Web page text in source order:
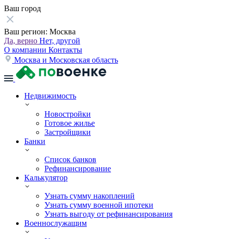
Ваш город
Ваш регион: Москва
Да, верно Нет, другой
О компании Контакты
Москва и Московская область
Недвижимость
Новостройки
Готовое жилье
Застройщики
Банки
Список банков
Рефинансирование
Калькулятор
Узнать сумму накоплений
Узнать сумму военной ипотеки
Узнать выгоду от рефинансирования
Военнослужащим